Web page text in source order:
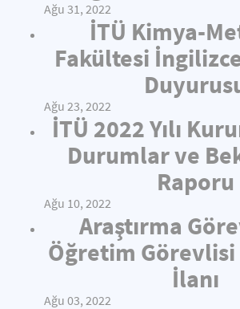
Ağu 31, 2022
İTÜ Kimya-
Fakültesi
Ağu 23, 2022
İTÜ 2022 Yılı
Durumlar ve
Raporu
Ağu 10, 2022
Araştırma
Öğretim
İlanı
Ağu 03, 2022